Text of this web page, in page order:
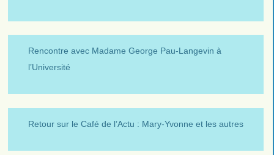
Rencontre avec Madame George Pau-Langevin à
l’Université
Retour sur le Café de l’Actu : Mary-Yvonne et les autres